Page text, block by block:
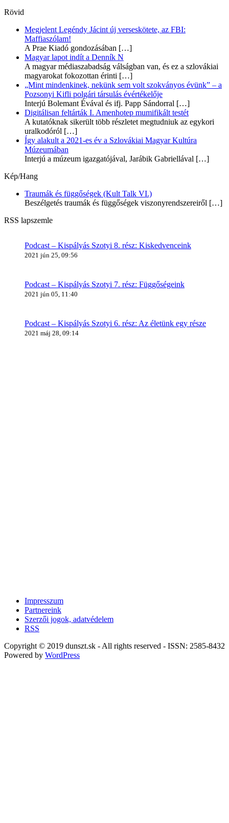
Rövid
Megjelent Legéndy Jácint új verseskötete, az FBI:
Maffiaszólam!
A Prae Kiadó gondozásában […]
Magyar lapot indít a Denník N
A magyar médiaszabadság válságban van, és ez a szlovákiai
magyarokat fokozottan érinti […]
„Mint mindenkinek, nekünk sem volt szokványos évünk” – a
Pozsonyi Kifli polgári társulás évértékelője
Interjú Bolemant Évával és ifj. Papp Sándorral […]
Digitálisan feltárták I. Amenhotep mumifikált testét
A kutatóknak sikerült több részletet megtudniuk az egykori
uralkodóról […]
Így alakult a 2021-es év a Szlovákiai Magyar Kultúra
Múzeumában
Interjú a múzeum igazgatójával, Jarábik Gabriellával […]
Kép/Hang
Traumák és függőségek (Kult Talk VI.)
Beszélgetés traumák és függőségek viszonyrendszereiről […]
RSS lapszemle
Podcast – Kispályás Szotyi 8. rész: Kiskedvenceink
2021 jún 25, 09:56
Podcast – Kispályás Szotyi 7. rész: Függőségeink
2021 jún 05, 11:40
Podcast – Kispályás Szotyi 6. rész: Az életünk egy része
2021 máj 28, 09:14
Impresszum
Partnereink
Szerzői jogok, adatvédelem
RSS
Copyright © 2019 dunszt.sk - All rights reserved - ISSN: 2585-8432
Powered by WordPress